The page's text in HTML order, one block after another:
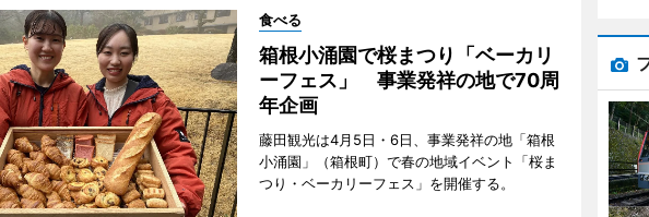
食べる
箱根小涌園で桜まつり「ベーカリ
ーフェス」 事業発祥の地で70周
年企画
藤田観光は4月5日・6日、事業発祥の地「箱根
小涌園」（箱根町）で春の地域イベント「桜ま
つり・ベーカリーフェス」を開催する。